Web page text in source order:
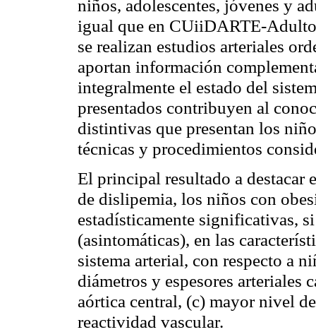
niños, adolescentes, jóvenes y
igual que en CUiiDARTE-
se realizan estudios arteriales
aportan información
integralmente el estado del
presentados contribuyen al
distintivas que presentan los
técnicas y procedimientos
El principal resultado a destacar
de dislipemia, los niños con
estadísticamente significativas,
(asintomáticas), en las
sistema arterial, con respecto a
diámetros y espesores arteriales
aórtica central, (c) mayor nivel
reactividad vascular.